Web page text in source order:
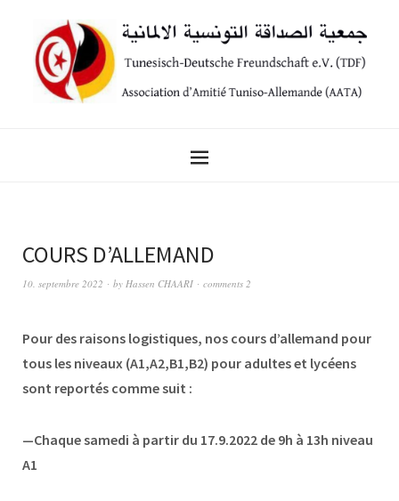
COURS D’ALLEMAND
10. septembre 2022 by Hassen CHAARI comments 2
Pour des raisons logistiques, nos cours d’allemand pour
tous les niveaux (A1,A2,B1,B2) pour adultes et lycéens
sont reportés comme suit :
—Chaque samedi à partir du 17.9.2022 de 9h à 13h niveau
A1